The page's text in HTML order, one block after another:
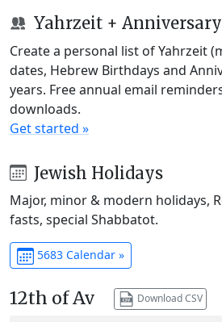
Yahrzeit +
Create a personal list of Yahrzeit
dates, Hebrew Birthdays and
years. Free annual email
downloads.
Get started »
Jewish Holidays
Major, minor & modern holidays,
fasts, special Shabbatot.
5683 Calendar »
12th of Av Download CSV